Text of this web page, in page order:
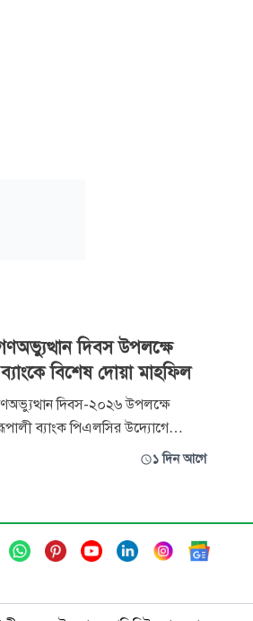
দিবস উপলক্ষে
বিশেষ দোয়া মাহফিল
দিবস-২০২৬ উপলক্ষে
রূপালী ব্যাংক পিএলসির উদ্যোগে
দিলকুশাস্থ প্রধান কার্যালয়ে বিশেষ দোয়া
শহীদদের আত্মার মাগফেরাত,
সুস্থতা এবং দেশের শান্তি, সমৃদ্ধি
১ দিন আগে